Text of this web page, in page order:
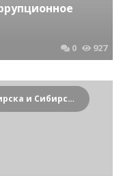
0 927
Криминальные новости Новосибирска и Сибирского региона